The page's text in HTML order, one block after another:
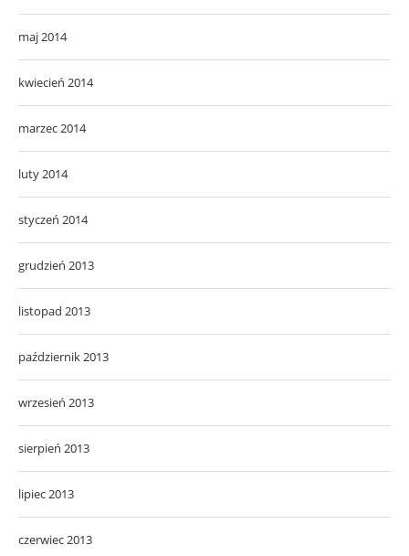
maj 2014
kwiecień 2014
marzec 2014
luty 2014
styczeń 2014
grudzień 2013
listopad 2013
październik 2013
wrzesień 2013
sierpień 2013
lipiec 2013
czerwiec 2013